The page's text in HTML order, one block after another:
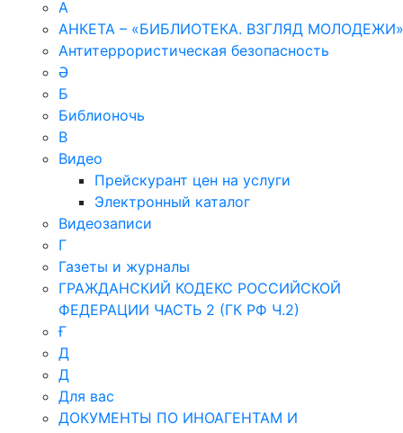
А
АНКЕТА – «БИБЛИОТЕКА. ВЗГЛЯД МОЛОДЕЖИ»
Антитеррористическая безопасность
Ә
Б
Библионочь
В
Видео
Прейскурант цен на услуги
Электронный каталог
Видеозаписи
Г
Газеты и журналы
ГРАЖДАНСКИЙ КОДЕКС РОССИЙСКОЙ
ФЕДЕРАЦИИ ЧАСТЬ 2 (ГК РФ Ч.2)
Ғ
Д
Д
Для вас
ДОКУМЕНТЫ ПО ИНОАГЕНТАМ И